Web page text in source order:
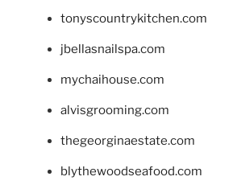
tonyscountrykitchen.com
jbellasnailspa.com
mychaihouse.com
alvisgrooming.com
thegeorginaestate.com
blythewoodseafood.com